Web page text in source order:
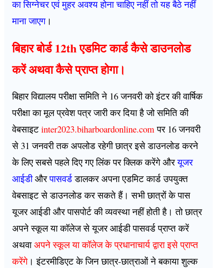
का सिग्नेचर एवं मुहर अवश्य होना चाहिए नहीं तो यह बैठे नहीं
माना जाएग ।
बिहार बोर्ड 12th एडमिट कार्ड कैसे डाउनलोड
करें अथवा कैसे प्राप्त होगा।
बिहार विद्यालय परीक्षा समिति ने 16 जनवरी को इंटर की वार्षिक
परीक्षा का मूल प्रवेश पत्र जारी कर दिया है जो समिति की
वेबसाइटinter2023.biharboardonline.comपर 16 जनवरी
से 31 जनवरी तक अपलोड रहेगी छात्र इसे डाउनलोड करने
के लिए सबसे पहले दिए गए लिंक पर क्लिक करेंगे औरयूजर
आईडीऔरपासवर्डडालकर अपना एडमिट कार्ड उपयुक्त
वेबसाइट से डाउनलोड कर सकते हैं। सभी छात्रों के पास
यूजर आईडी और पासपोर्ट की व्यवस्था नहीं होती है। तो छात्र
अपने स्कूल या कॉलेज से यूजर आईडी पासवर्ड प्राप्त करें
अथवाअपने स्कूल या कॉलेज के प्रधानाचार्य द्वारा इसे प्राप्त
करेंगे । इंटरमीडिएट के जिन छात्र-छात्राओं ने बकाया शुल्क